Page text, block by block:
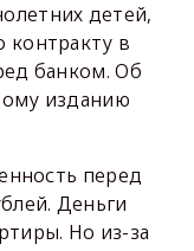
детей,
в
банком. Об
изданию
перед
Деньги
Но из-за